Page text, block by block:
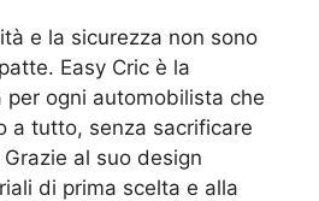
e la sicurezza non sono
Easy Cric è la
ogni automobilista che
a tutto, senza sacrificare
al suo design
di prima scelta e alla